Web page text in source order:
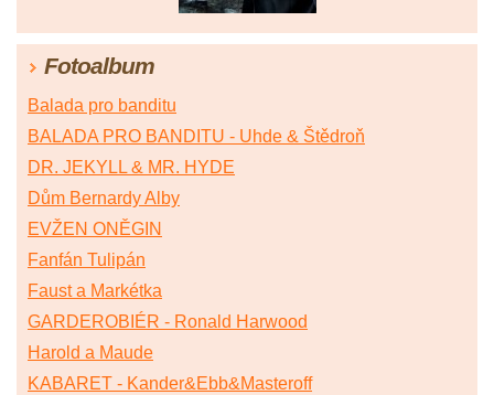
Fotoalbum
Balada pro banditu
BALADA PRO BANDITU - Uhde & Štědroň
DR. JEKYLL & MR. HYDE
Dům Bernardy Alby
EVŽEN ONĚGIN
Fanfán Tulipán
Faust a Markétka
GARDEROBIÉR - Ronald Harwood
Harold a Maude
KABARET - Kander&Ebb&Masteroff